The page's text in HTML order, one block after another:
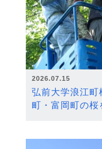
2026.07.15
弘前大学浪江
町・富岡町の桜